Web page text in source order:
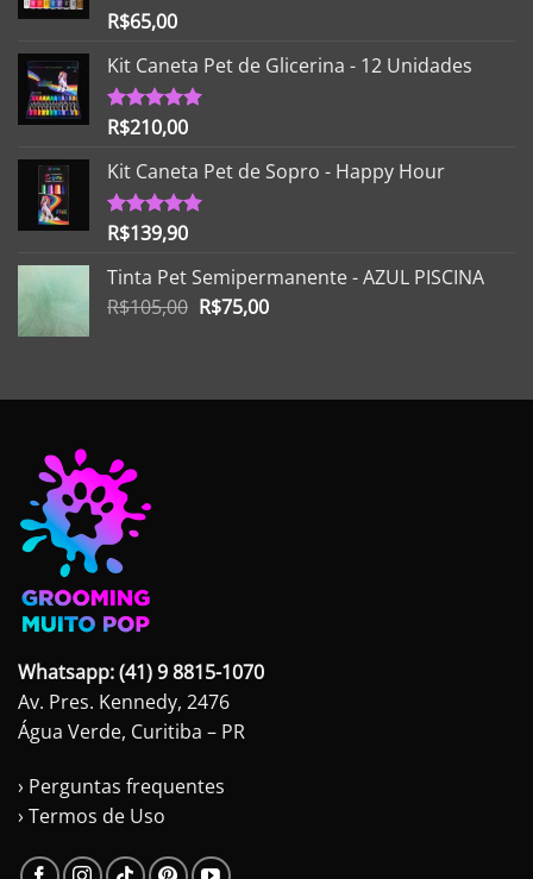
Avaliação
R$65,00
Kit Caneta Pet de Glicerina - 12 Unidades
Avaliação
R$210,00
Kit Caneta Pet de Sopro - Happy Hour
Avaliação
R$139,90
Tinta Pet Semipermanente - AZUL PISCINA
R$105,00 O
R$105,00.
R$75,00O
R$75,00.
Whatsapp: (41) 9 8815-1070
Av. Pres. Kennedy, 2476
Água Verde, Curitiba – PR
› Perguntas frequentes
› Termos de Uso